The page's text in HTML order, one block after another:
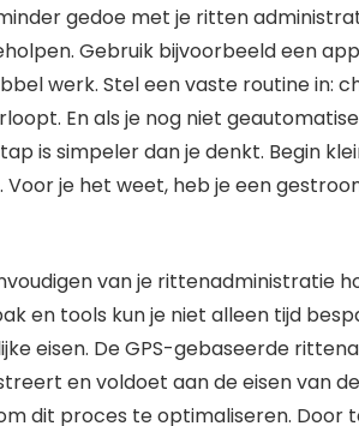
gedoe met je ritten
Gebruik bijvoorbeeld een
werk. Stel een vaste routine in:
En als je nog niet
is simpeler dan je denkt. Begin
Voor je het weet, heb je een
van je rittenadministratie
en tools kun je niet alleen tijd
eisen. De GPS-gebaseerde
en voldoet aan de eisen van
dit proces te optimaliseren. Door